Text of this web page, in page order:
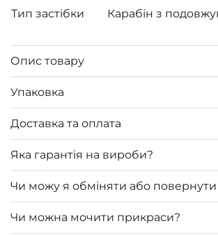
Тип застібки
Карабін з
Опис товару
Упаковка
Доставка та оплата
Яка гарантія на вироби?
Чи можу я обміняти або повернути
Чи можна мочити прикраси?